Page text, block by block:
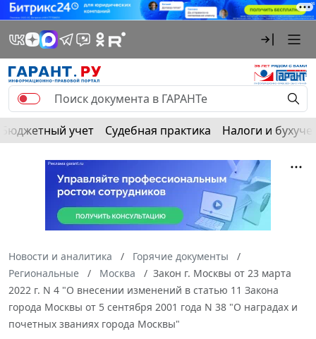
Бюджетный учет Судебная практика Налоги и
Новости и аналитика
Горячие документы
Региональные
Москва
Закон г. Москвы от 23 марта
2022 г. N 4 "О внесении изменений в статью 11 Закона
города Москвы от 5 сентября 2001 года N 38 "О наградах и
почетных званиях города Москвы"